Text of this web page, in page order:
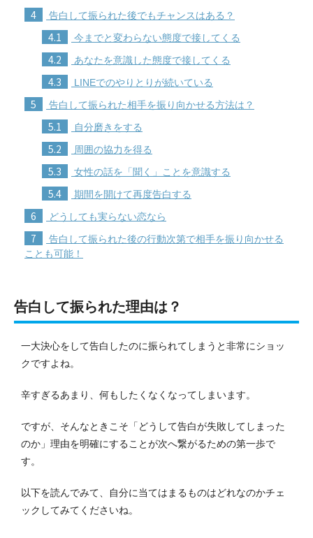
4 告白して振られた後でもチャンスはある？
4.1 今までと変わらない態度で接してくる
4.2 あなたを意識した態度で接してくる
4.3 LINEでのやりとりが続いている
5 告白して振られた相手を振り向かせる方法は？
5.1 自分磨きをする
5.2 周囲の協力を得る
5.3 女性の話を「聞く」ことを意識する
5.4 期間を開けて再度告白する
6 どうしても実らない恋なら
7
告白して振られた後の行動次第で相手を振り向かせる
ことも可能！
告白して振られた理由は？
一大決心をして告白したのに振られてしまうと非常にショッ
クですよね。
辛すぎるあまり、何もしたくなくなってしまいます。
ですが、そんなときこそ「どうして告白が失敗してしまった
のか」理由を明確にすることが次へ繋がるための第一歩で
す。
以下を読んでみて、自分に当てはまるものはどれなのかチェ
ックしてみてくださいね。